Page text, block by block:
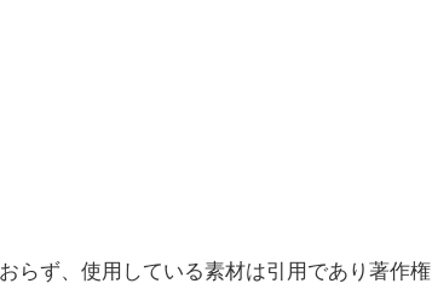
らず、使用している素材は引用であり著作権